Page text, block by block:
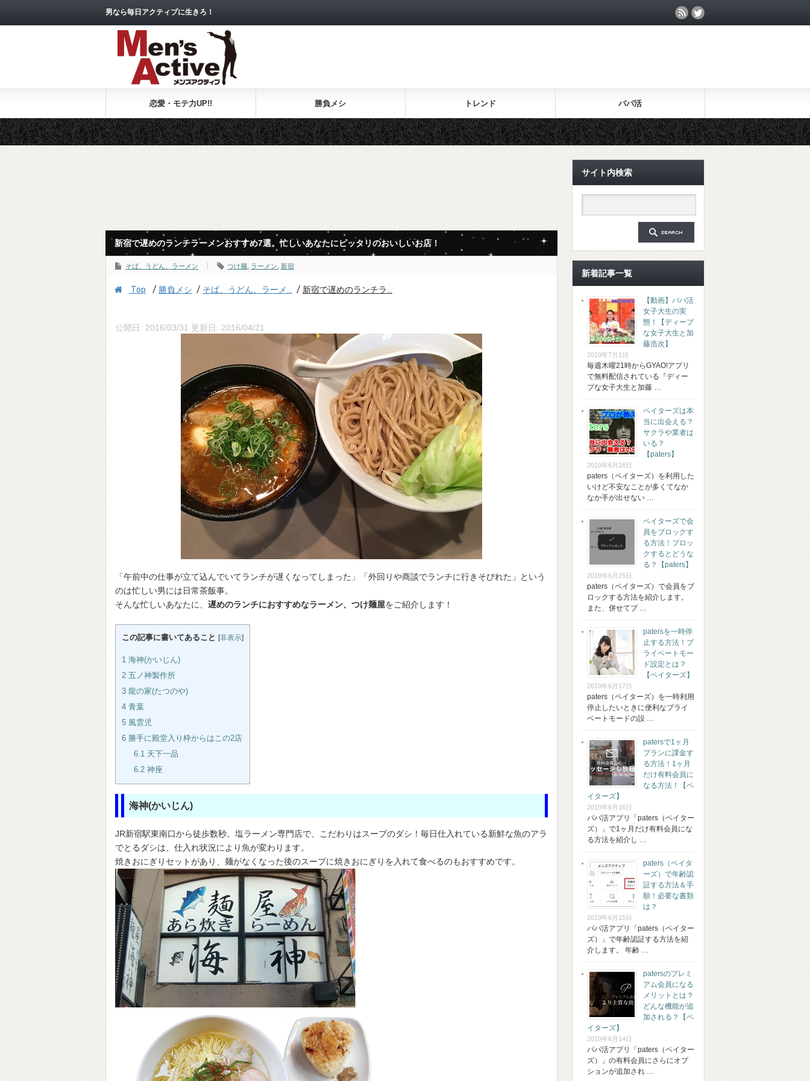
男なら毎日アクティブに生きろ！
恋愛・モテ力UP!! 勝負メシ トレンド パパ活
新宿で遅めのランチラーメンおすすめ7選。忙しいあなたにピッタリのおいしいお店！
そば、うどん、ラーメン つけ麺 ラーメン 新宿
Top / 勝負メシ / そば、うどん、ラーメ... / 新宿で遅めのランチラ...
公開日: 2016/03/31 更新日: 2016/04/21
「午前中の仕事が立て込んでいてランチが遅くなってしまった」「外回りや商談でランチに行きそびれた」という
のは忙しい男には日常茶飯事。
そんな忙しいあなたに、 遅めのランチにおすすめなラーメン、つけ麺屋をご紹介します！
この記事に書いてあること [非表示]
1 海神(かいじん)
2 五ノ神製作所
3 龍の家(たつのや)
4 青葉
5 風雲児
6 勝手に殿堂入り枠からはこの2店
6.1天下一品
6.2神座
海神(かいじん)
JR新宿駅東南口から徒歩数秒。塩ラーメン専門店で、こだわりはスープのダシ！毎日仕入れている新鮮な魚のアラ
でとるダシは、仕入れ状況により魚が変わります。
焼きおにぎりセットがあり、麺がなくなった後のスープに焼きおにぎりを入れて食べるのもおすすめです。
サイト内検索
新着記事一覧
【動画】パパ活
女子大生の実
態！【ディープ
な女子大生と加
藤浩次】
2019年7月1日
毎週木曜21時からGYAO!アプリ
で無料配信されている『ディー
プな女子大生と加藤 …
ペイターズは本
当に出会える？
サクラや業者は
いる？
【paters】
2019年6月28日
paters（ペイターズ）を利用した
いけど不安なことが多くてなか
なか手が出せない …
ペイターズで会
員をブロックす
る方法！ブロッ
クするとどうな
る？【paters】
2019年6月25日
paters（ペイターズ）で会員をブ
ロックする方法を紹介します。
また、併せてブ …
patersを一時停
止する方法！プ
ライベートモー
ド設定とは？
【ペイターズ】
2019年6月17日
paters（ペイターズ）を一時利用
停止したいときに便利なプライ
ベートモードの設 …
patersで1ヶ月
プランに課金す
る方法！1ヶ月
だけ有料会員に
なる方法！【ペ
イターズ】
2019年6月16日
パパ活アプリ「paters（ペイター
ズ）」で1ヶ月だけ有料会員にな
る方法を紹介し …
paters（ペイタ
ーズ）で年齢認
証する方法＆手
順！必要な書類
は？
2019年6月15日
パパ活アプリ「paters（ペイター
ズ）」で年齢認証する方法を紹
介します。 年齢 …
patersのプレミ
アム会員になる
メリットとは？
どんな機能が追
加される？【ペ
イターズ】
2019年6月14日
パパ活アプリ「paters（ペイター
ズ）」の有料会員にさらにオプ
ションが追加され …